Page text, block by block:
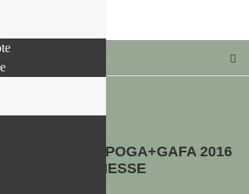
DER SPOGA+GAFA 2016
IN DER KOELNMESSE